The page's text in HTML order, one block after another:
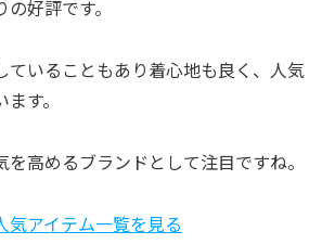
好評です。
ていることもあり着心地も良く、人気
す。
を高めるブランドとして注目ですね。
気アイテム一覧を見る